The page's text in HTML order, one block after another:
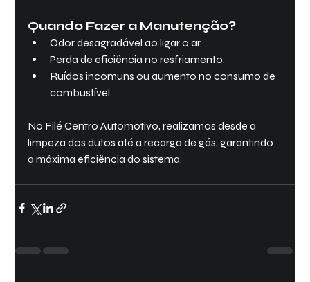
Quando Fazer a Manutenção?
Odor desagradável ao ligar o ar.
Perda de eficiência no resfriamento.
Ruídos incomuns ou aumento no consumo de
combustível.
No Filé Centro Automotivo, realizamos desde a
limpeza dos dutos até a recarga de gás, garantindo
a máxima eficiência do sistema.